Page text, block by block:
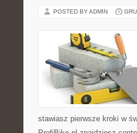
POSTED BY ADMIN
stawiasz pierwsze kroki w